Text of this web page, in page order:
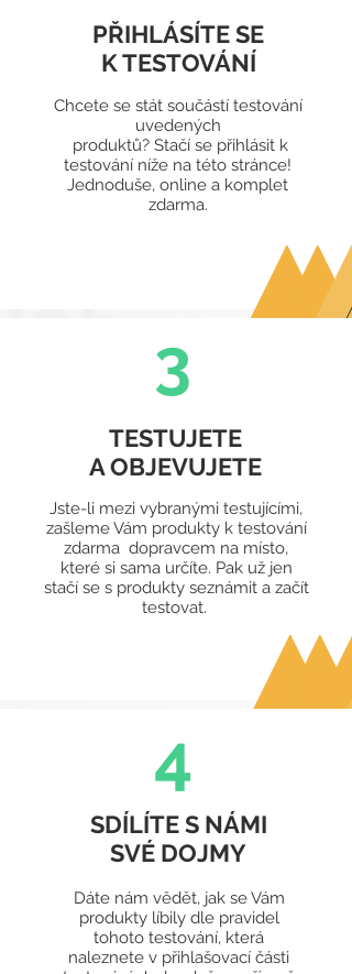
PŘIHLÁSÍTE SE
K TESTOVÁNÍ
Chcete se stát součástí testování
uvedených
produktů? Stačí se přihlásit k
testování níže na této stránce!
Jednoduše, online a komplet
zdarma.
3
TESTUJETE
A OBJEVUJETE
Jste-li mezi vybranými testujícími,
zašleme Vám produkty k testování
zdarma dopravcem na místo,
které si sama určíte. Pak už jen
stačí se s produkty seznámit a začít
testovat.
4
SDÍLÍTE S NÁMI
SVÉ DOJMY
Dáte nám vědět, jak se Vám
produkty líbily dle pravidel
tohoto testování, která
naleznete v přihlašovací části